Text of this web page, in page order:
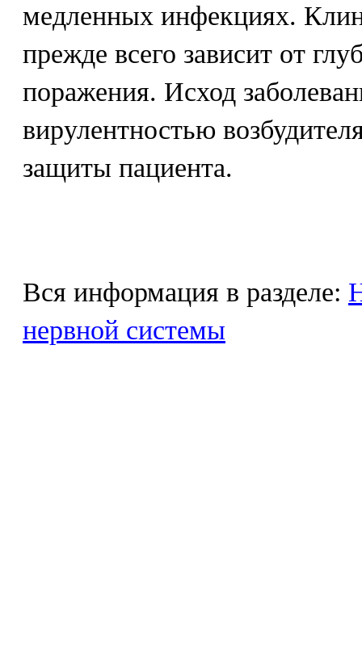
медленных инфекциях.
прежде всего зависит от
поражения. Исход
вирулентностью
защиты пациента.
Вся информация в разделе:
нервной системы